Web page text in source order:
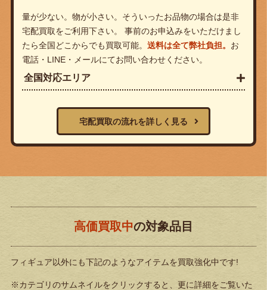
量が少ない。物が小さい。そういったお品物の場合は是非
宅配買取をご利用下さい。 事前のお申込みをいただけまし
たら全国どこからでも買取可能。 送料は全て弊社負担。 お
電話・LINE・メールにてお問い合わせください。
全国対応エリア
宅配買取の流れを詳しく見る
高価買取中の対象品目
フィギュア以外にも下記のようなアイテムを買取強化中です!
※カテゴリのサムネイルをクリックすると、更に詳細をご覧いた